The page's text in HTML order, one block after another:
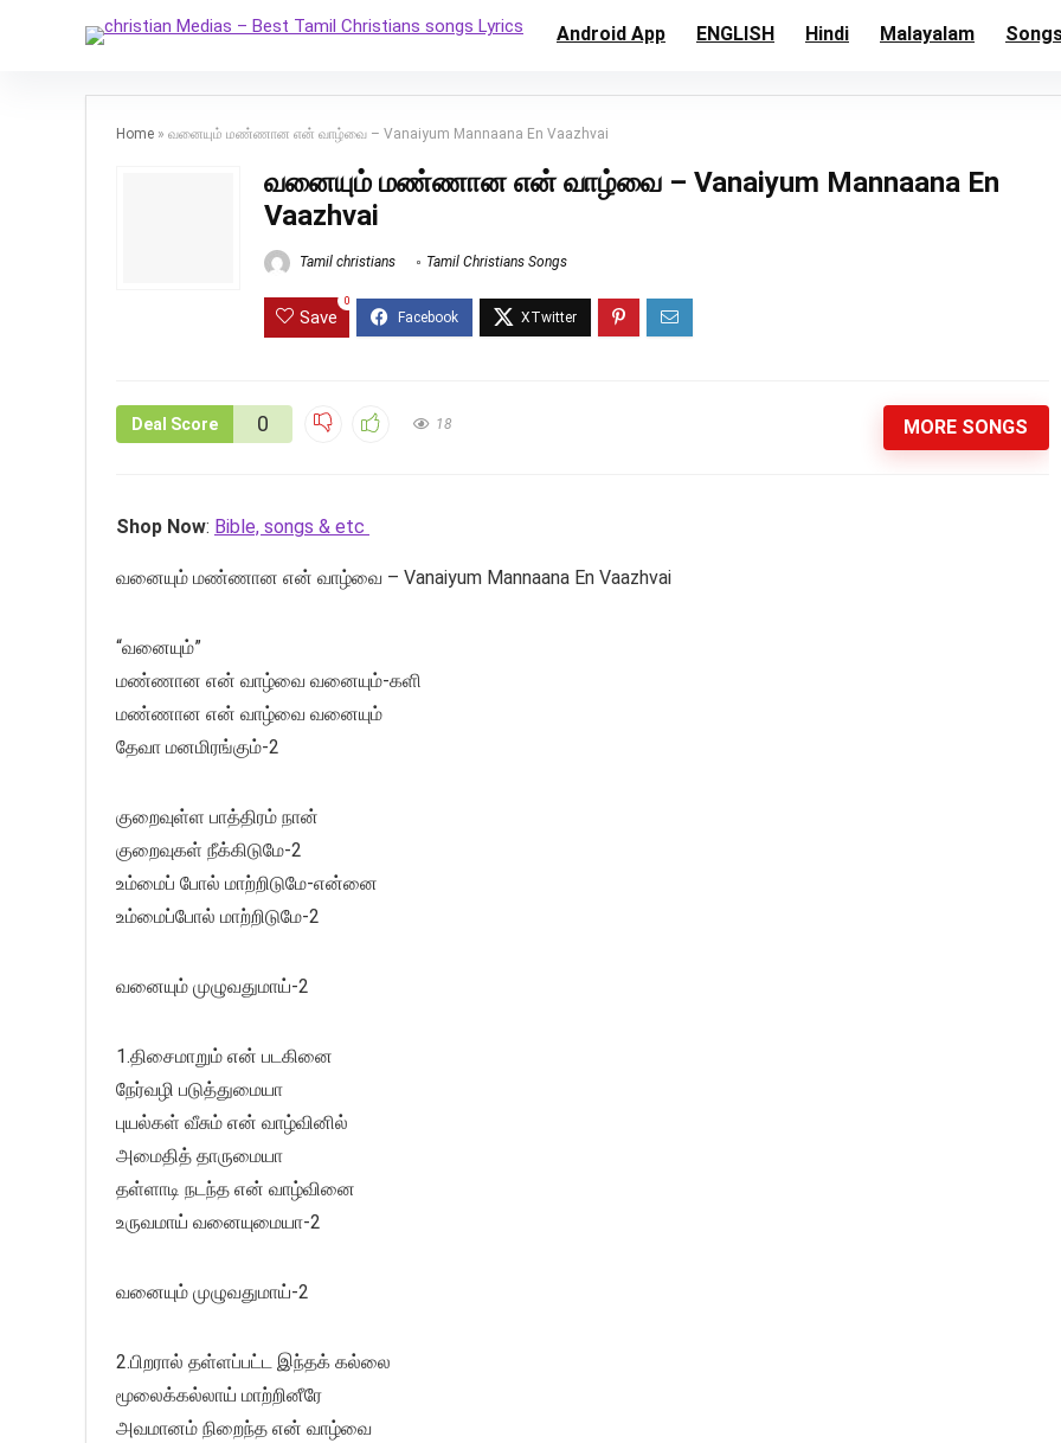
Android App ENGLISH Hindi Malayalam
Home » வனையும் மண்ணான என் வாழ்வை – Vanaiyum Mannaana En Vaazhvai
வனையும் மண்ணான என் வாழ்வை – Vanaiyum Mannaana En
Vaazhvai
Tamil christians Tamil Christians Songs
Save
0
Deal Score 0 18 MORE SONGS
Shop Now: Bible, songs & etc
வனையும் மண்ணான என் வாழ்வை – Vanaiyum Mannaana En Vaazhvai
“வனையும்”
மண்ணான என் வாழ்வை வனையும்-களி
மண்ணான என் வாழ்வை வனையும்
தேவா மனமிரங்கும்-2
குறைவுள்ள பாத்திரம் நான்
குறைவுகள் நீக்கிடுமே-2
உம்மைப் போல் மாற்றிடுமே-என்னை
உம்மைப்போல் மாற்றிடுமே-2
வனையும் முழுவதுமாய்-2
1.திசைமாறும் என் படகினை
நேர்வழி படுத்துமையா
புயல்கள் வீசும் என் வாழ்வினில்
அமைதித் தாருமையா
தள்ளாடி நடந்த என் வாழ்வினை
உருவமாய் வனையுமையா-2
வனையும் முழுவதுமாய்-2
2.பிறரால் தள்ளப்பட்ட இந்தக் கல்லை
மூலைக்கல்லாய் மாற்றினீரே
அவமானம் நிறைந்த என் வாழ்வை